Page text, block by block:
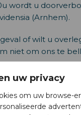
uw privacy
om uw browse-
wordt u
(Arnhem).
of wilt u
niet om ons te
aan huis komen!